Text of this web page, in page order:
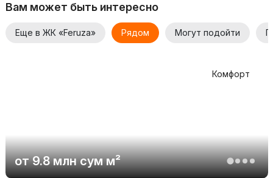
Вам может быть интересно
Еще в ЖК «Feruza» Рядом Могут подойти
Комфорт
от9.8 млн сумм²